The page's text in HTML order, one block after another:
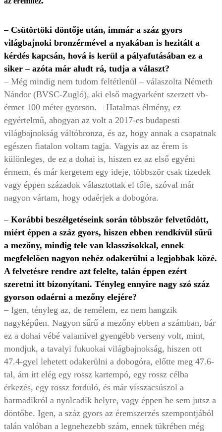
– Csütörtöki döntője után, immár a száz gyors
világbajnoki bronzérmével a nyakában is hezitált a
kérdés kapcsán, hová is kerül a pályafutásában ez a
siker – azóta már aludt rá, tudja a választ?
– Még mindig nem tudom feltétlenül – válaszolta Németh
Nándor (BVSC-Zugló), aki első magyarként szerzett vb-
érmet 100 méter gyorson. – Hatalmas élmény, ez
egyértelmű, ahogyan az volt a 2017-es budapesti
világbajnokság váltóbronza, és az, hogy annak a csapatnak
egészen fiatalon voltam tagja. Vagyis az az érem is
különleges, de ez a dohai is, hiszen ez az első egyéni
érmem, és már kergetem egy ideje, többször csak tizedek
vagy éppen századok választottak el tőle, szóval már
nagyon vártam, hogy odaérjek a dobogóra.
– Korábbi beszélgetéseink során többször felvetődött,
miért éppen a száz gyors, hiszen ebben rendkívül sűrű
a mezőny, mindig tele van klasszisokkal, ennek
megfelelően nagyon nehéz odakerülni a legjobbak közé.
A felvetésre rendre azt felelte, talán éppen ezért
szeretni itt bizonyítani. Tényleg ennyire nagy szó száz
gyorson odaérni a mezőny elejére?
– Igen, tényleg az, de remélem, ez nem hangzik
nagyképűen. Nagyon sűrű a mezőny ebben a számban, bár
ez a dohai vébé valamivel gyengébb verseny volt, mint,
mondjuk, a tavalyi fukuokai világbajnokság, hiszen ott
47.4-gyel lehetett odakerülni a dobogóra, előtte meg 47.6-
tal, ám itt elég egy rossz kartempó, egy rossz célba
érkezés, egy rossz forduló, és már visszacsúszol a
harmadikról a nyolcadik helyre, vagy éppen be sem jutsz a
döntőbe. Igen, a száz gyors az éremszerzés szempontjából
talán valóban a legnehezebb szám, ennek tükrében még